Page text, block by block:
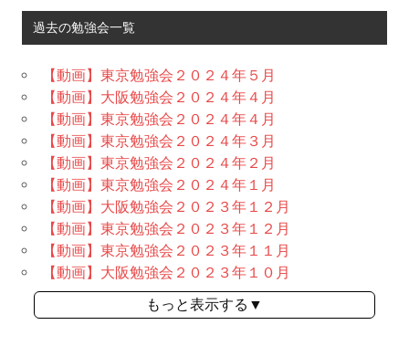
過去の勉強会一覧
【動画】東京勉強会２０２４年５月
【動画】大阪勉強会２０２４年４月
【動画】東京勉強会２０２４年４月
【動画】東京勉強会２０２４年３月
【動画】東京勉強会２０２４年２月
【動画】東京勉強会２０２４年１月
【動画】大阪勉強会２０２３年１２月
【動画】東京勉強会２０２３年１２月
【動画】東京勉強会２０２３年１１月
【動画】大阪勉強会２０２３年１０月
もっと表示する▼